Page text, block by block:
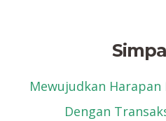
Mewujudkan
Dengan